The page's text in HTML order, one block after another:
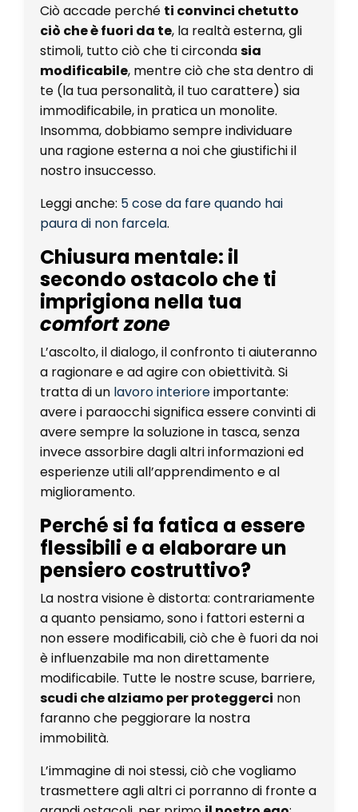
Ciò accade perché ti convinci chetutto
ciò che è fuori da te, la realtà esterna, gli
stimoli, tutto ciò che ti circondasia
modificabile, mentre ciò che sta dentro di
te (la tua personalità, il tuo carattere) sia
immodificabile, in pratica un monolite.
Insomma, dobbiamo sempre individuare
una ragione esterna a noi che giustifichi il
nostro insuccesso.
Leggi anche: 5 cose da fare quando hai
paura di non farcela.
Chiusura mentale: il
secondo ostacolo che ti
imprigiona nella tua
comfort zone
L’ascolto, il dialogo, il confronto ti aiuteranno
a ragionare e ad agire con obiettività. Si
tratta di un lavoro interioreimportante:
avere i paraocchi significa essere convinti di
avere sempre la soluzione in tasca, senza
invece assorbire dagli altri informazioni ed
esperienze utili all’apprendimento e al
miglioramento.
Perché si fa fatica a essere
flessibili e a elaborare un
pensiero costruttivo?
La nostra visione è distorta: contrariamente
a quanto pensiamo, sono i fattori esterni a
non essere modificabili, ciò che è fuori da noi
è influenzabile ma non direttamente
modificabile. Tutte le nostre scuse, barriere,
scudi che alziamo per proteggerci non
faranno che peggiorare la nostra
immobilità.
L’immagine di noi stessi, ciò che vogliamo
trasmettere agli altri ci porranno di fronte a